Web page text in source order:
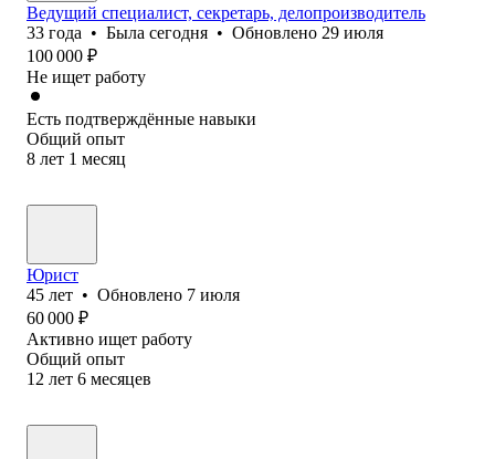
Ведущий специалист, секретарь, делопроизводитель
33 года • Была сегодня • Обновлено 29 июля
100 000 ₽
Не ищет работу
Есть подтверждённые навыки
Общий опыт
8 лет 1 месяц
Юрист
45 лет • Обновлено 7 июля
60 000 ₽
Активно ищет работу
Общий опыт
12 лет 6 месяцев